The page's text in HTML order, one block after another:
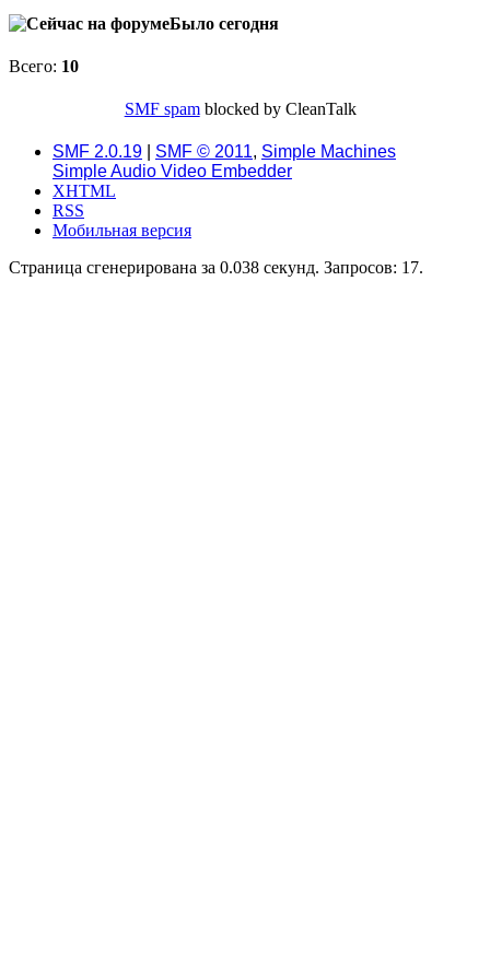
Было сегодня
Всего: 10
SMF spamblocked by CleanTalk
SMF 2.0.19 SMF © 2011, Simple Machines
Simple Audio Video Embedder
XHTML
RSS
Мобильная версия
Страница сгенерирована за 0.038 секунд. Запросов: 17.